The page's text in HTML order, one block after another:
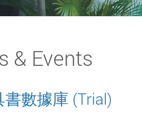
& Events
數據庫 (Trial)